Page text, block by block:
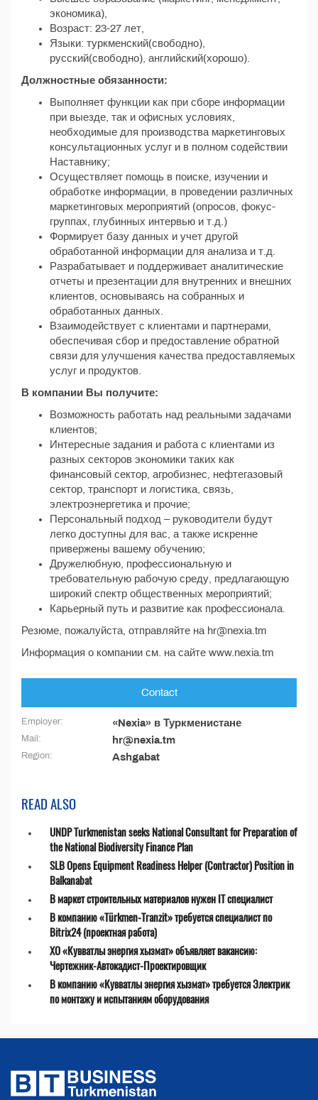
экономика),
Возраст: 23-27 лет,
Языки: туркменский(свободно),
русский(свободно), английский(хорошо).
Должностные обязанности:
Выполняет функции как при сборе информации
при выезде, так и офисных условиях,
необходимые для производства маркетинговых
консультационных услуг и в полном содействии
Наставнику;
Осуществляет помощь в поиске, изучении и
обработке информации, в проведении различных
маркетинговых мероприятий (опросов, фокус-
группах, глубинных интервью и т.д.)
Формирует базу данных и учет другой
обработанной информации для анализа и т.д.
Разрабатывает и поддерживает аналитические
отчеты и презентации для внутренних и внешних
клиентов, основываясь на собранных и
обработанных данных.
Взаимодействует с клиентами и партнерами,
обеспечивая сбор и предоставление обратной
связи для улучшения качества предоставляемых
услуг и продуктов.
В компании Вы получите:
Возможность работать над реальными задачами
клиентов;
Интересные задания и работа с клиентами из
разных секторов экономики таких как
финансовый сектор, агробизнес, нефтегазовый
сектор, транспорт и логистика, связь,
электроэнергетика и прочие;
Персональный подход – руководители будут
легко доступны для вас, а также искренне
привержены вашему обучению;
Дружелюбную, профессиональную и
требовательную рабочую среду, предлагающую
широкий спектр общественных мероприятий;
Карьерный путь и развитие как профессионала.
Резюме, пожалуйста, отправляйте на hr@nexia.tm
Информация о компании см. на сайте www.nexia.tm
Contact
Employer: «Nexia» в Туркменистане
Mail: hr@nexia.tm
Region: Ashgabat
READ ALSO
UNDP Turkmenistan seeks National Consultant for Preparation of
the National Biodiversity Finance Plan
SLB Opens Equipment Readiness Helper (Contractor) Position in
Balkanabat
В маркет строительных материалов нужен IT специалист
В компанию «Türkmen-Tranzit» требуется специалист по
Bitrix24 (проектная работа)
ХО «Кувватлы энергия хызмат» объявляет вакансию:
Чертежник-Автокадист-Проектировщик
В компанию «Кувватлы энергия хызмат» требуется Электрик
по монтажу и испытаниям оборудования